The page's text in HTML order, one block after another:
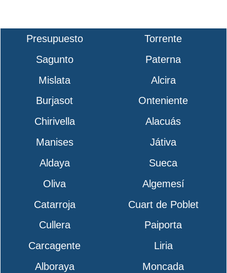
Presupuesto
Torrente
Sagunto
Paterna
Mislata
Alcira
Burjasot
Onteniente
Chirivella
Alacuás
Manises
Játiva
Aldaya
Sueca
Oliva
Algemesí
Catarroja
Cuart de Poblet
Cullera
Paiporta
Carcagente
Liria
Alboraya
Moncada